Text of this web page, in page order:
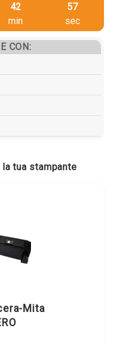
42
min
57
sec
CON:
tua stampante
Mita